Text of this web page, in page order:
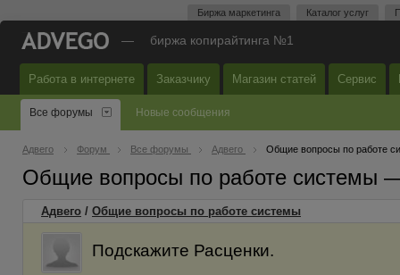
Биржа маркетинга Каталог услуг
— биржа копирайтинга №1
Работа в интернете Заказчику Магазин статей Сервис
Все форумы Новые сообщения
Адвего Форум Все форумы Адвего Общие вопросы по работе
Общие вопросы по работе системы
Адвего / Общие вопросы по работе системы
Подскажите Расценки.